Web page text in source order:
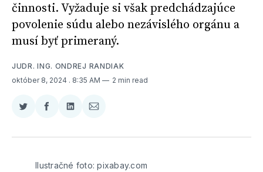
činnosti. Vyžaduje si však predchádzajúce
povolenie súdu alebo nezávislého orgánu a
musí byť primeraný.
JUDR. ING. ONDREJ RANDIAK
október 8, 2024 . 8:35 AM 2 min read
Zdieľať
Twitter
Zdieľať
Facebooku
Zdieľať
LinkedIne
Zdieľať
E-
Ilustračné foto: pixabay.com